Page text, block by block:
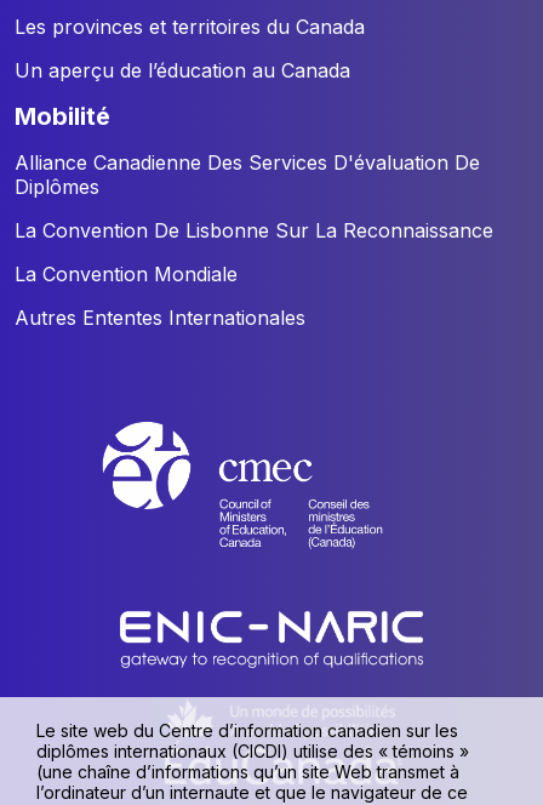
Les provinces et territoires du Canada
Un aperçu de l’éducation au Canada
mobilité
Alliance Canadienne Des Services D'évaluation De
Diplômes
La Convention De Lisbonne Sur La Reconnaissance
La Convention Mondiale
Autres Ententes Internationales
Le site web du Centre d’information canadien sur les
diplômes internationaux (CICDI) utilise des « témoins »
(une chaîne d’informations qu’un site Web transmet à
l’ordinateur d’un internaute et que le navigateur de ce